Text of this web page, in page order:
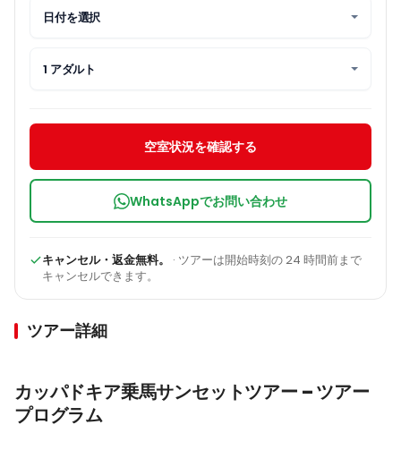
ツアー詳細
カッパドキア乗馬サンセットツアー – ツアー
プログラム
日付を選択
1 アダルト
空室状況を確認する
WhatsAppでお問い合わせ
キャンセル・返金無料。
· ツアーは開始時刻の 24 時間前まで
キャンセルできます。